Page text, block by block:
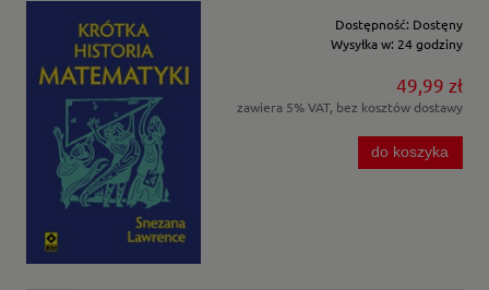
Dostępność: Dostęny
Wysyłka w: 24 godziny
49,99 zł
zawiera 5% VAT, bez kosztów dostawy
do koszyka